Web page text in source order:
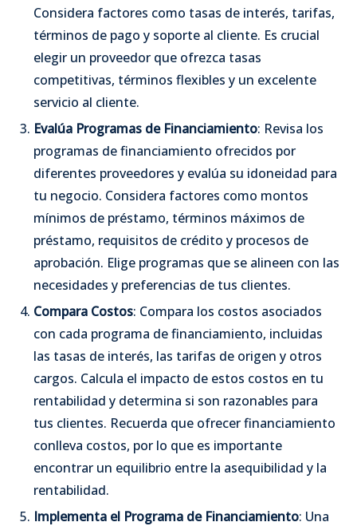
Considera factores como tasas de interés, tarifas,
términos de pago y soporte al cliente. Es crucial
elegir un proveedor que ofrezca tasas
competitivas, términos flexibles y un excelente
servicio al cliente.
Evalúa Programas de Financiamiento: Revisa los
programas de financiamiento ofrecidos por
diferentes proveedores y evalúa su idoneidad para
tu negocio. Considera factores como montos
mínimos de préstamo, términos máximos de
préstamo, requisitos de crédito y procesos de
aprobación. Elige programas que se alineen con las
necesidades y preferencias de tus clientes.
Compara Costos: Compara los costos asociados
con cada programa de financiamiento, incluidas
las tasas de interés, las tarifas de origen y otros
cargos. Calcula el impacto de estos costos en tu
rentabilidad y determina si son razonables para
tus clientes. Recuerda que ofrecer financiamiento
conlleva costos, por lo que es importante
encontrar un equilibrio entre la asequibilidad y la
rentabilidad.
Implementa el Programa de Financiamiento: Una